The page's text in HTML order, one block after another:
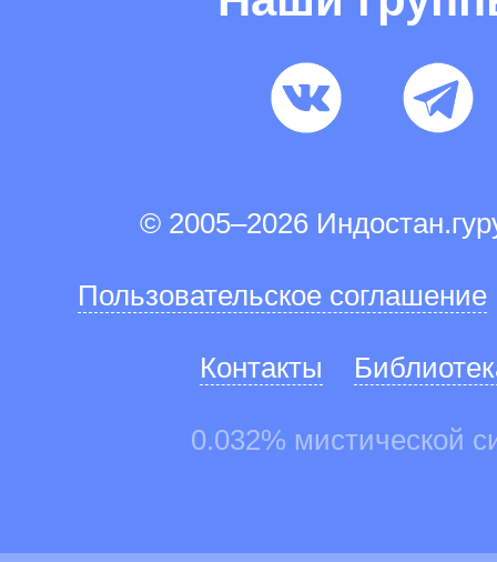
© 2005–2026
Пользовательское соглашение
Контакты
0.032% мистической